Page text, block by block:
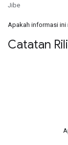
Jibe
Apakah informasi ini
Catatan